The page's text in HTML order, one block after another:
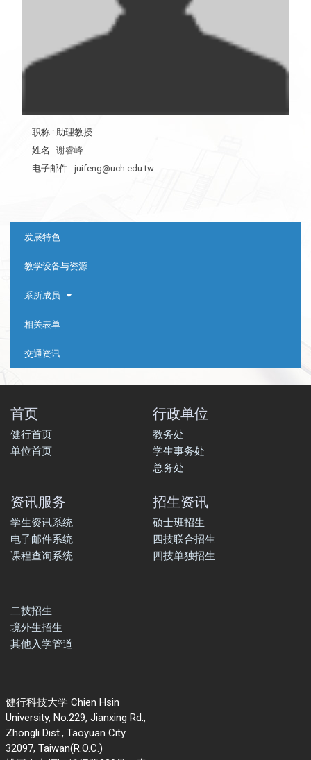
职称 : 助理教授
姓名 : 谢睿峰
电子邮件 : juifeng@uch.edu.tw
发展特色
教学设备与资源
系所成员
相关表单
交通资讯
首页
健行首页
单位首页
行政单位
教务处
学生事务处
总务处
资讯服务
学生资讯系统
电子邮件系统
课程查询系统
招生资讯
硕士班招生
四技联合招生
四技单独招生
二技招生
境外生招生
其他入学管道
健行科技大学 Chien Hsin
University, No.229, Jianxing Rd.,
Zhongli Dist., Taoyuan City
32097, Taiwan(R.O.C.)